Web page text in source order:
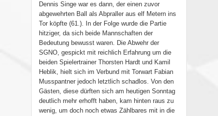
Dennis Singe war es dann, der einen zuvor
abgewehrten Ball als Abpraller aus elf Metern ins
Tor köpfte (61.). In der Folge wurde die Partie
hitziger, da sich beide Mannschaften der
Bedeutung bewusst waren. Die Abwehr der
SGNO, gespickt mit reichlich Erfahrung um die
beiden Spielertrainer Thorsten Hardt und Kamil
Heblik, hielt sich im Verbund mit Torwart Fabian
Musspantner jedoch letztlich schadlos. Von den
Gästen, diese dürften sich am heutigen Sonntag
deutlich mehr erhofft haben, kam hinten raus zu
wenig, um doch noch etwas Zählbares mit in die